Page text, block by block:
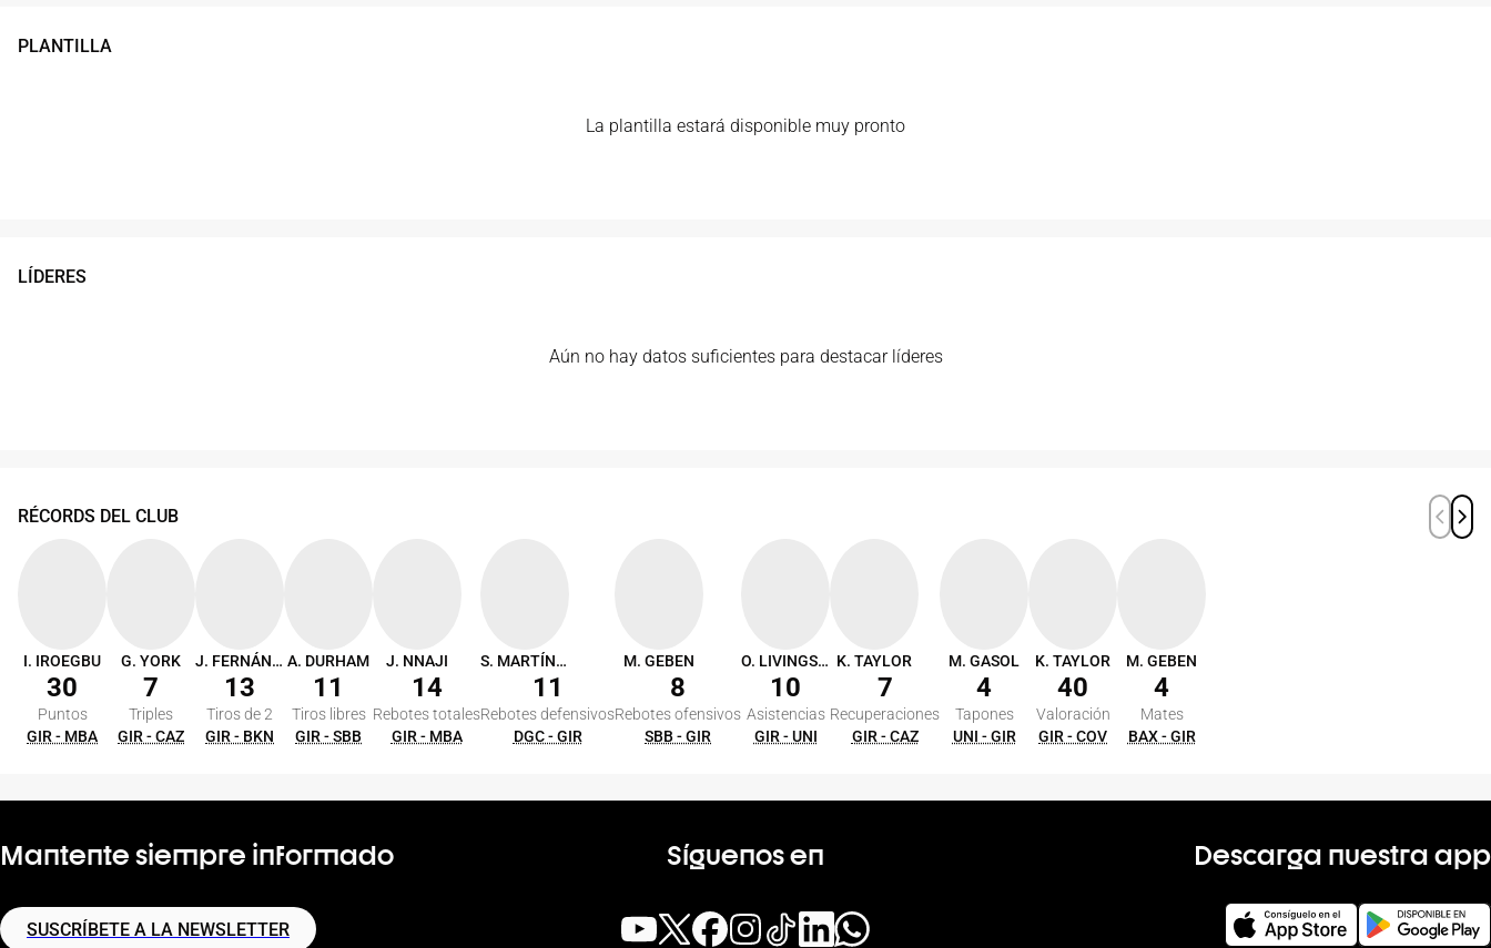
PLANTILLA
La plantilla estará disponible muy pronto
LÍDERES
Aún no hay datos suficientes para destacar líderes
RÉCORDS DEL CLUB
I. IROEGBU
30
Puntos
GIR - MBA
G. YORK
7
Triples
GIR - CAZ
J. FERNÁNDEZ
13
Tiros de 2
GIR - BKN
A. DURHAM
11
Tiros libres
GIR - SBB
J. NNAJI
14
Rebotes totales
GIR - MBA
S. MARTÍNEZ
11
Rebotes defensivos
DGC - GIR
M. GEBEN
8
Rebotes ofensivos
SBB - GIR
O. LIVINGSTON
10
Asistencias
GIR - UNI
K. TAYLOR
7
Recuperaciones
GIR - CAZ
M. GASOL
4
Tapones
UNI - GIR
K. TAYLOR
40
Valoración
GIR - COV
M. GEBEN
4
Mates
BAX - GIR
Mantente siempre informado
SUSCRÍBETE A LA NEWSLETTER
Síguenos en Descarga nuestra app